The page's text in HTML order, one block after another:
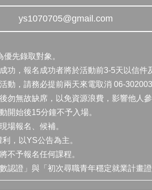
ys1070705@gmail.com
先錄取對象。
功，報名成功者將於活動前3-5天以信件
動，請務必提前兩天來電取消 06-
勿無故缺席，以免資源浪費，影響他人參
開始後15分鐘不予入場。
場報名、候補。
，以YS公告為主。
不予報名任何課程。
認證」與「初次尋職青年穩定就業計畫證